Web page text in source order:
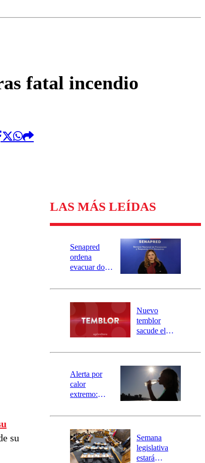
fatal incendio
su
LAS MÁS LEÍDAS
Senapred
ordena
evacuar dos
Carahue por
río Damas:
activa
mensajería
SAE
Nuevo
temblor
sacude el
revisa la
epicentro
Alerta por
calor
extremo:
activa Alerta
Preventiva en
tres comunas
Semana
legislativa
estará